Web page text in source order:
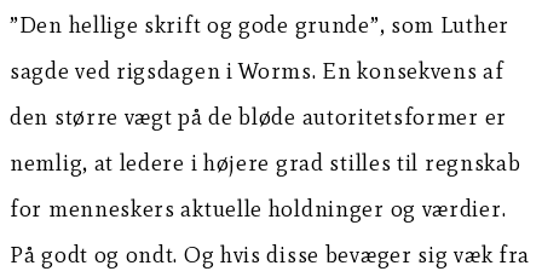
”Den hellige skrift og gode grunde”, som Luther
sagde ved rigsdagen i Worms. En konsekvens af
den større vægt på de bløde autoritetsformer er
nemlig, at ledere i højere grad stilles til regnskab
for menneskers aktuelle holdninger og værdier.
På godt og ondt. Og hvis disse bevæger sig væk fra